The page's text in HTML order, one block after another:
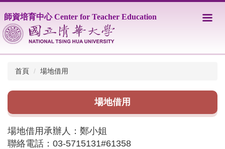
到
主
要
師資培育中心 Center for Teacher Education
首頁 場地借用
場地借用
場地借用承辦人：鄭小姐
聯絡電話：03-5715131#61358